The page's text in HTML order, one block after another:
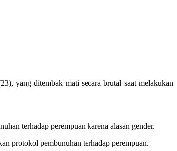
yang ditembak mati secara brutal saat melakukan
terhadap perempuan karena alasan gender.
protokol pembunuhan terhadap perempuan.